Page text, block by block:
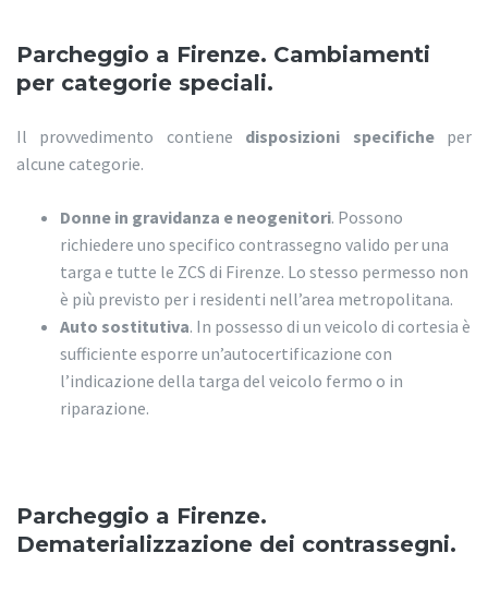
Parcheggio a Firenze. Cambiamenti
per categorie speciali.
Il provvedimento contiene disposizioni specificheper
alcune categorie.
Donne in gravidanza e neogenitori. Possono
richiedere uno specifico contrassegno valido per una
targa e tutte le ZCS di Firenze. Lo stesso permesso non
è più previsto per i residenti nell’area metropolitana.
Auto sostitutiva. In possesso di un veicolo di cortesia è
sufficiente esporre un’autocertificazione con
l’indicazione della targa del veicolo fermo o in
riparazione.
Parcheggio a Firenze.
Dematerializzazione dei contrassegni.